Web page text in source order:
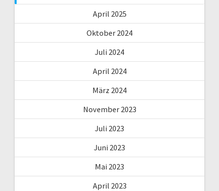
April 2025
Oktober 2024
Juli 2024
April 2024
März 2024
November 2023
Juli 2023
Juni 2023
Mai 2023
April 2023